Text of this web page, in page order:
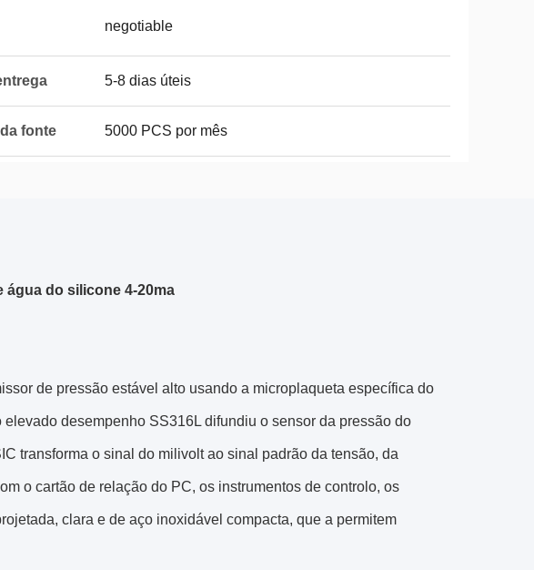
negotiable
5-8 dias úteis
fonte 5000 PCS por mês
do silicone 4-20ma
de pressão estável alto usando a microplaqueta específica do
desempenho SS316L difundiu o sensor da pressão do
transforma o sinal do milivolt ao sinal padrão da tensão, da
o cartão de relação do PC, os instrumentos de controlo, os
clara e de aço inoxidável compacta, que a permitem